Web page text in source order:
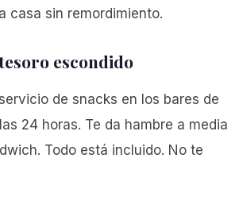
casa sin remordimiento.
escondido
de snacks en los bares de
24 horas. Te da hambre a media
Todo está incluido. No te